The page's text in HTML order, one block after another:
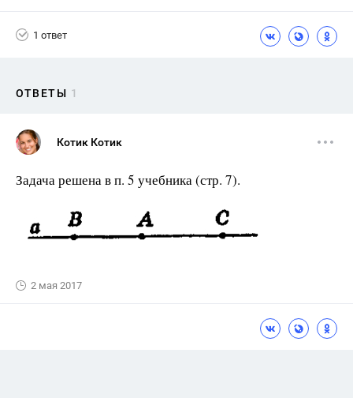
1 ответ
ОТВЕТЫ 1
Котик Котик
Задача решена в п. 5 учебника (стр. 7).
2 мая 2017